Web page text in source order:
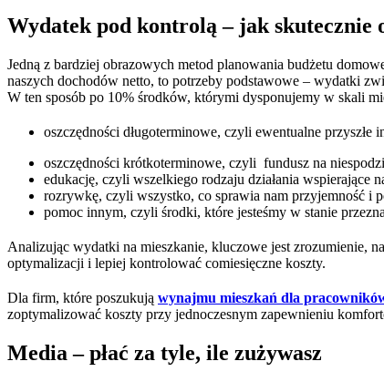
Wydatek pod kontrolą – jak skutecznie
Jedną z bardziej obrazowych metod planowania budżetu
naszych dochodów netto, to potrzeby podstawowe – wydatki
W ten sposób po 10% środków, którymi dysponujemy w skali
oszczędności długoterminowe, czyli ewentualne
oszczędności krótkoterminowe, czyli fundusz na
edukację, czyli wszelkiego rodzaju działania wspierające
rozrywkę, czyli wszystko, co sprawia nam przyjemność i
pomoc innym, czyli środki, które jesteśmy w stanie
Analizując wydatki na mieszkanie, kluczowe jest zrozumienie,
optymalizacji i lepiej kontrolować comiesięczne koszty.
Dla firm, które poszukują wynajmu mieszkań dla
zoptymalizować koszty przy jednoczesnym zapewnieniu
Media – płać za tyle, ile zużywasz